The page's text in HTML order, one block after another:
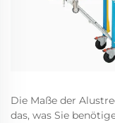
Die Maße der
das, was Sie